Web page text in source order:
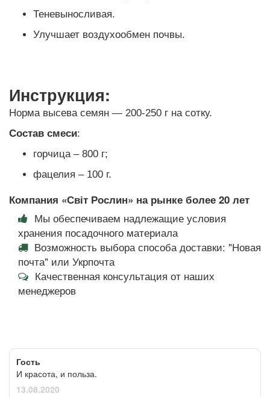
Теневыносливая.
Улучшает воздухообмен почвы.
Инструкция:
Норма высева семян — 200-250 г на сотку.
Состав смеси:
горчица – 800 г;
фацелия – 100 г.
Компания «Світ Рослин» на рынке более 20 лет
Мы обеспечиваем надлежащие условия
хранения посадочного материала
Возможность выбора способа доставки: "Новая
почта" или Укрпочта
Качественная консультация от наших
менеджеров
Гость
И красота, и польза.
13.08.2020